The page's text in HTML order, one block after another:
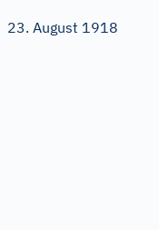
23. August 1918